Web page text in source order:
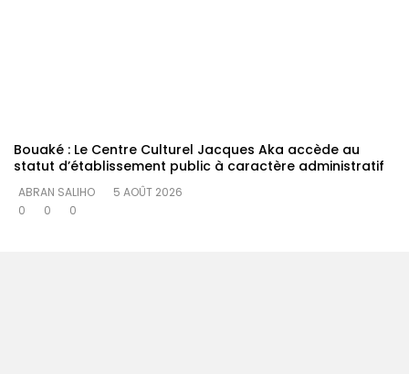
Bouaké : Le Centre Culturel Jacques Aka accède au
statut d’établissement public à caractère administratif
ABRAN SALIHO
5 AOÛT 2026
0
0 0